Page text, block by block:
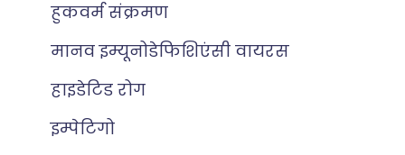
हुकवर्म संक्रमण
मानव इम्यूनोडेफिशिएंसी वायरस
हाइडेटिड रोग
इम्पेटिगो